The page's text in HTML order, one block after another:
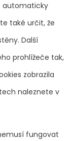
automaticky
také určit, že
Další
prohlížeče tak,
zobrazila
naleznete v
fungovat